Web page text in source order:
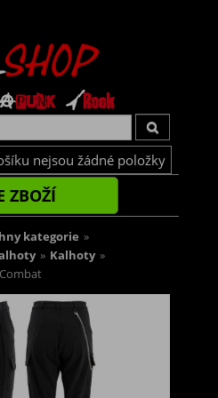
nejsou žádné položky
ZBOŽÍ
kategorie »
» Kalhoty »